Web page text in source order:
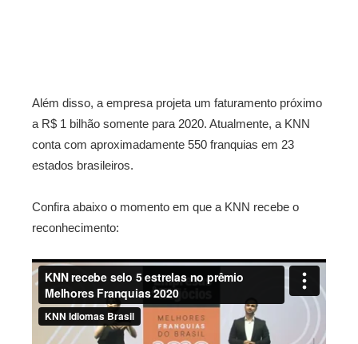
Além disso, a empresa projeta um faturamento próximo
a R$ 1 bilhão somente para 2020. Atualmente, a KNN
conta com aproximadamente 550 franquias em 23
estados brasileiros.
Confira abaixo o momento em que a KNN recebe o
reconhecimento: